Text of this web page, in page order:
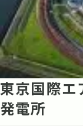
東京国際エ
発電所